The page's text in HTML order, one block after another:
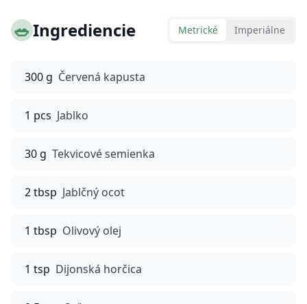
🥗Ingrediencie Metrické Imperiálne
300 g Červená kapusta
1 pcs Jablko
30 g Tekvicové semienka
2 tbsp Jablčný ocot
1 tbsp Olivový olej
1 tsp Dijonská horčica